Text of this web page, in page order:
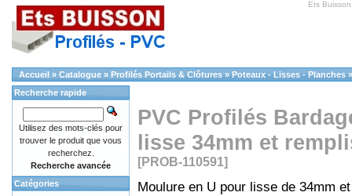
Ets
Accueil » Catalogue » Profilés Portails & Clôtures » Poteaux - Lisses - Planches
PVC Profilés
lisse 34mm et
[PROB-110591]
Moulure en U pour lisse de 34mm
Recherche rapide
Utilisez des mots-clés pour
trouver le produit que vous
recherchez.
Recherche avancée
Catégories